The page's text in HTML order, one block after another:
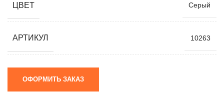
ЦВЕТ Серый
АРТИКУЛ 10263
ОФОРМИТЬ ЗАКАЗ